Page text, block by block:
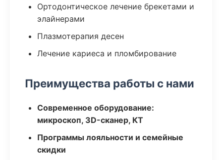
Ортодонтическое лечение брекетами и
элайнерами
Плазмотерапия десен
Лечение кариеса и пломбирование
Преимущества работы с нами
Современное оборудование:
микроскоп, 3D-сканер, КТ
Программы лояльности и семейные
скидки